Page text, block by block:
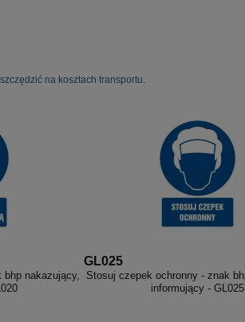
na kosztach transportu.
bhp nakazujący,
GL025
Stosuj czepek ochronny - znak
informujący - GL025